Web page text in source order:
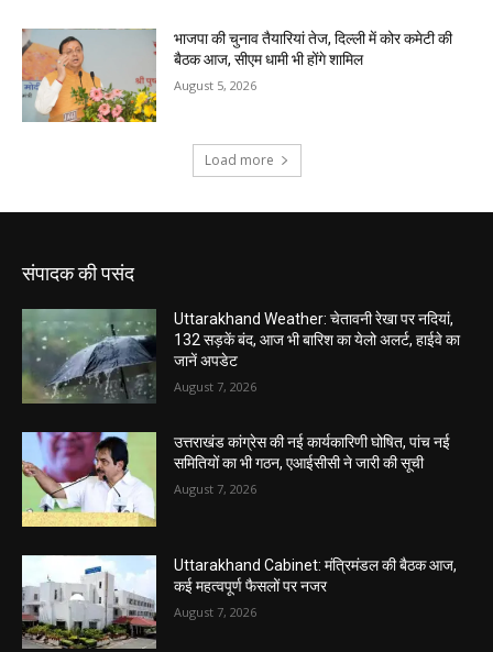
संपादक की पसंद
Uttarakhand Weather: चेतावनी रेखा पर नदियां,
132 सड़कें बंद, आज भी बारिश का येलो अलर्ट, हाईवे का
जानें अपडेट
August 7, 2026
उत्तराखंड कांग्रेस की नई कार्यकारिणी घोषित, पांच नई
समितियों का भी गठन, एआईसीसी ने जारी की सूची
August 7, 2026
Uttarakhand Cabinet: मंत्रिमंडल की बैठक आज,
कई महत्वपूर्ण फैसलों पर नजर
August 7, 2026